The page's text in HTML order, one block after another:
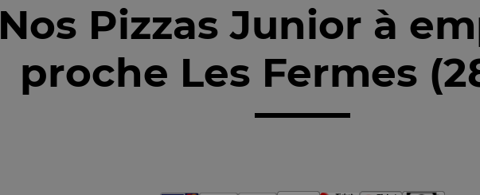
Nos Pizzas Junior à
proche Les Fermes